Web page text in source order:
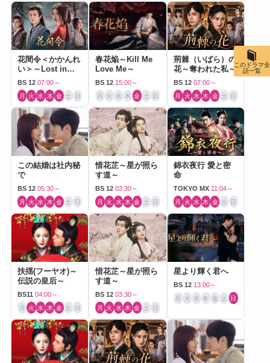
花間令＜かかんれ
い＞～Lost in
Love～
BS 12 07:00～
月 火 水 木 金 土 日
春花焔～Kill Me
Love Me～
BS 12 15:00～
月 火 水 木 金 土 日
荊棘（いばら）の
花～奪われた私～
BS 12 07:00～
月 火 水 木 金 土 日
この結婚は社内秘
で
BS 12 05:30～
月 火 水 木 金 土 日
惜花芷～星が照ら
す道～
BS 12 03:30～
月 火 水 木 金 土 日
錦衣夜行 愛と密
命
TOKYO MX 11:04～
月 火 水 木 金 土 日
扶揺(フーヤオ)～
伝説の皇后～
BS11 04:00～
月 火 水 木 金 土 日
惜花芷～星が照ら
す道～
BS 12 03:30～
月 火 水 木 金 土 日
星より輝く君へ
BS 12 13:00～
月 火 水 木 金 土 日
このドラマ全
話一覧